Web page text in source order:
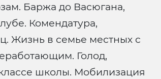
Баржа до Васюгана,
Комендатура,
Жизнь в семье местных с
Голод,
школы. Мобилизация